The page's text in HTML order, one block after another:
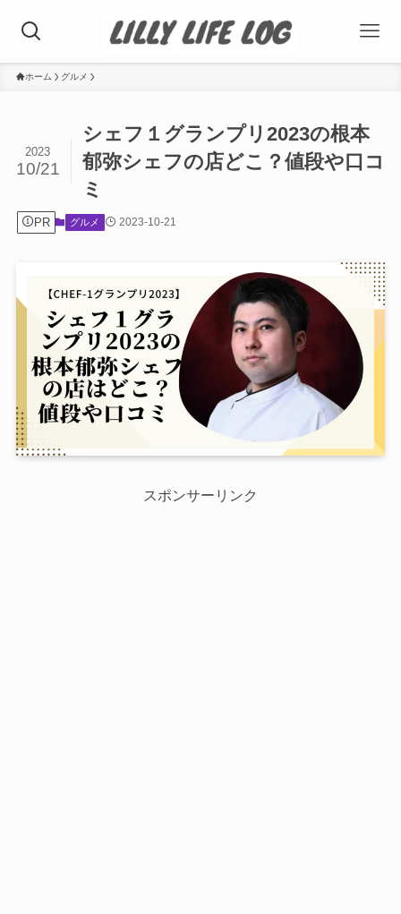
ホーム グルメ
シェフ１グランプリ2023の根本
郁弥シェフの店どこ？値段や口コ
ミ
2023
10/21
PR グルメ 2023-10-21
スポンサーリンク